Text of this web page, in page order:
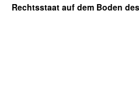
Rechtsstaat auf dem Boden